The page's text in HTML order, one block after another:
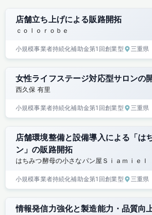
店舗立ち上げによる販路開拓
ｃｏｌｏｒｏｂｅ
小規模事業者持続化補助金第1回創業型 三重県
女性ライフステージ対応型サロンの
西久保 有里
小規模事業者持続化補助金第1回創業型 三重県
店舗環境整備と設備導入による「は
ン」の販路開拓
はちみつ酵母の小さなパン屋Ｓｉａｍｉｅｌ
小規模事業者持続化補助金第1回創業型 三重県
情報発信力強化と製造能力・品質向